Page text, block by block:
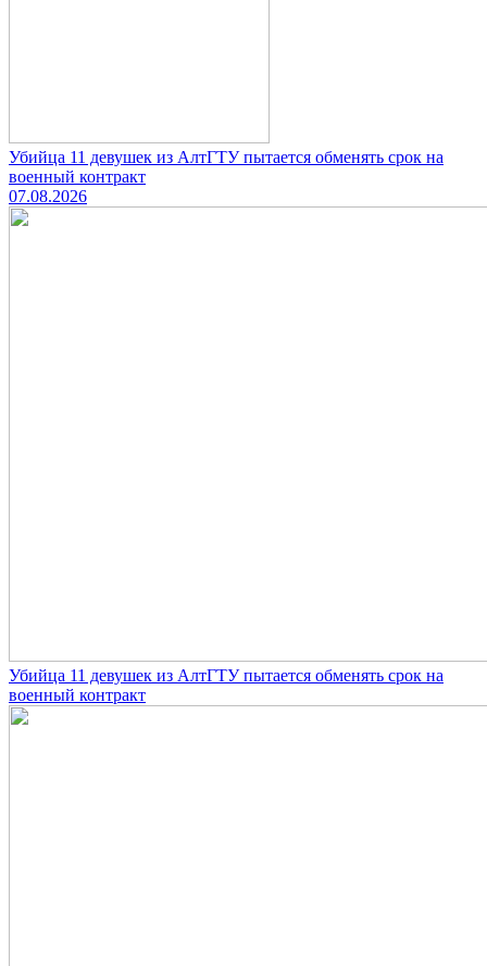
Убийца 11 девушек из АлтГТУ пытается обменять срок на
военный контракт
07.08.2026
Убийца 11 девушек из АлтГТУ пытается обменять срок на
военный контракт